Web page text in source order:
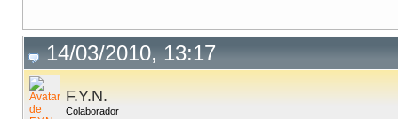
14/03/2010, 13:17
F.Y.N.
Colaborador